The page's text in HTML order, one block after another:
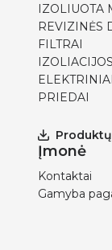
IZOLIUOTA
REVIZINĖS
FILTRAI
PRIEDAI
Įmonė
Kontaktai
Gamyba